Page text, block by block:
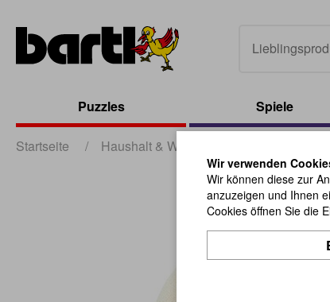
Puzzles Spiele
Startseite / Haushalt & Werbung
Wir verwenden
Wir können diese zur
anzuzeigen und Ihnen
Cookies öffnen Sie die